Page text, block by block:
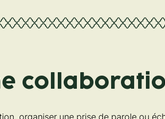
organiser une prise de parole ou